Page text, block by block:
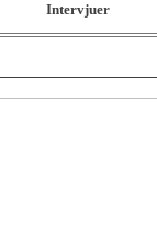
Intervjuer